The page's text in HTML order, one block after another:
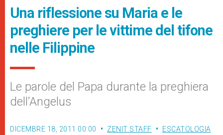
Una riflessione su Maria e le
preghiere per le vittime del tifone
nelle Filippine
Le parole del Papa durante la preghiera
dell’Angelus
DICEMBRE 18, 2011 00:00 ZENIT STAFF
ESCATOLOGIA